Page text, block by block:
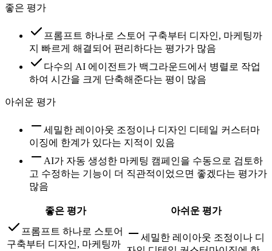
좋은 평가
프롬프트 하나로 스토어 구축부터 디자인, 마케팅까
지 빠르게 해결되어 편리하다는 평가가 많음
다수의 AI 에이전트가 백그라운드에서 병렬로 작업
하여 시간을 크게 단축해준다는 평이 많음
아쉬운 평가
세밀한 레이아웃 조정이나 디자인 디테일 커스터마
이징에 한계가 있다는 지적이 있음
AI가 자동 생성한 마케팅 캠페인을 수동으로 검토하
고 수정하는 기능이 더 직관적이었으면 좋겠다는 평가가
많음
좋은 평가
아쉬운 평가
프롬프트 하나로 스토어
구축부터 디자인, 마케팅까
세밀한 레이아웃 조정이나 디